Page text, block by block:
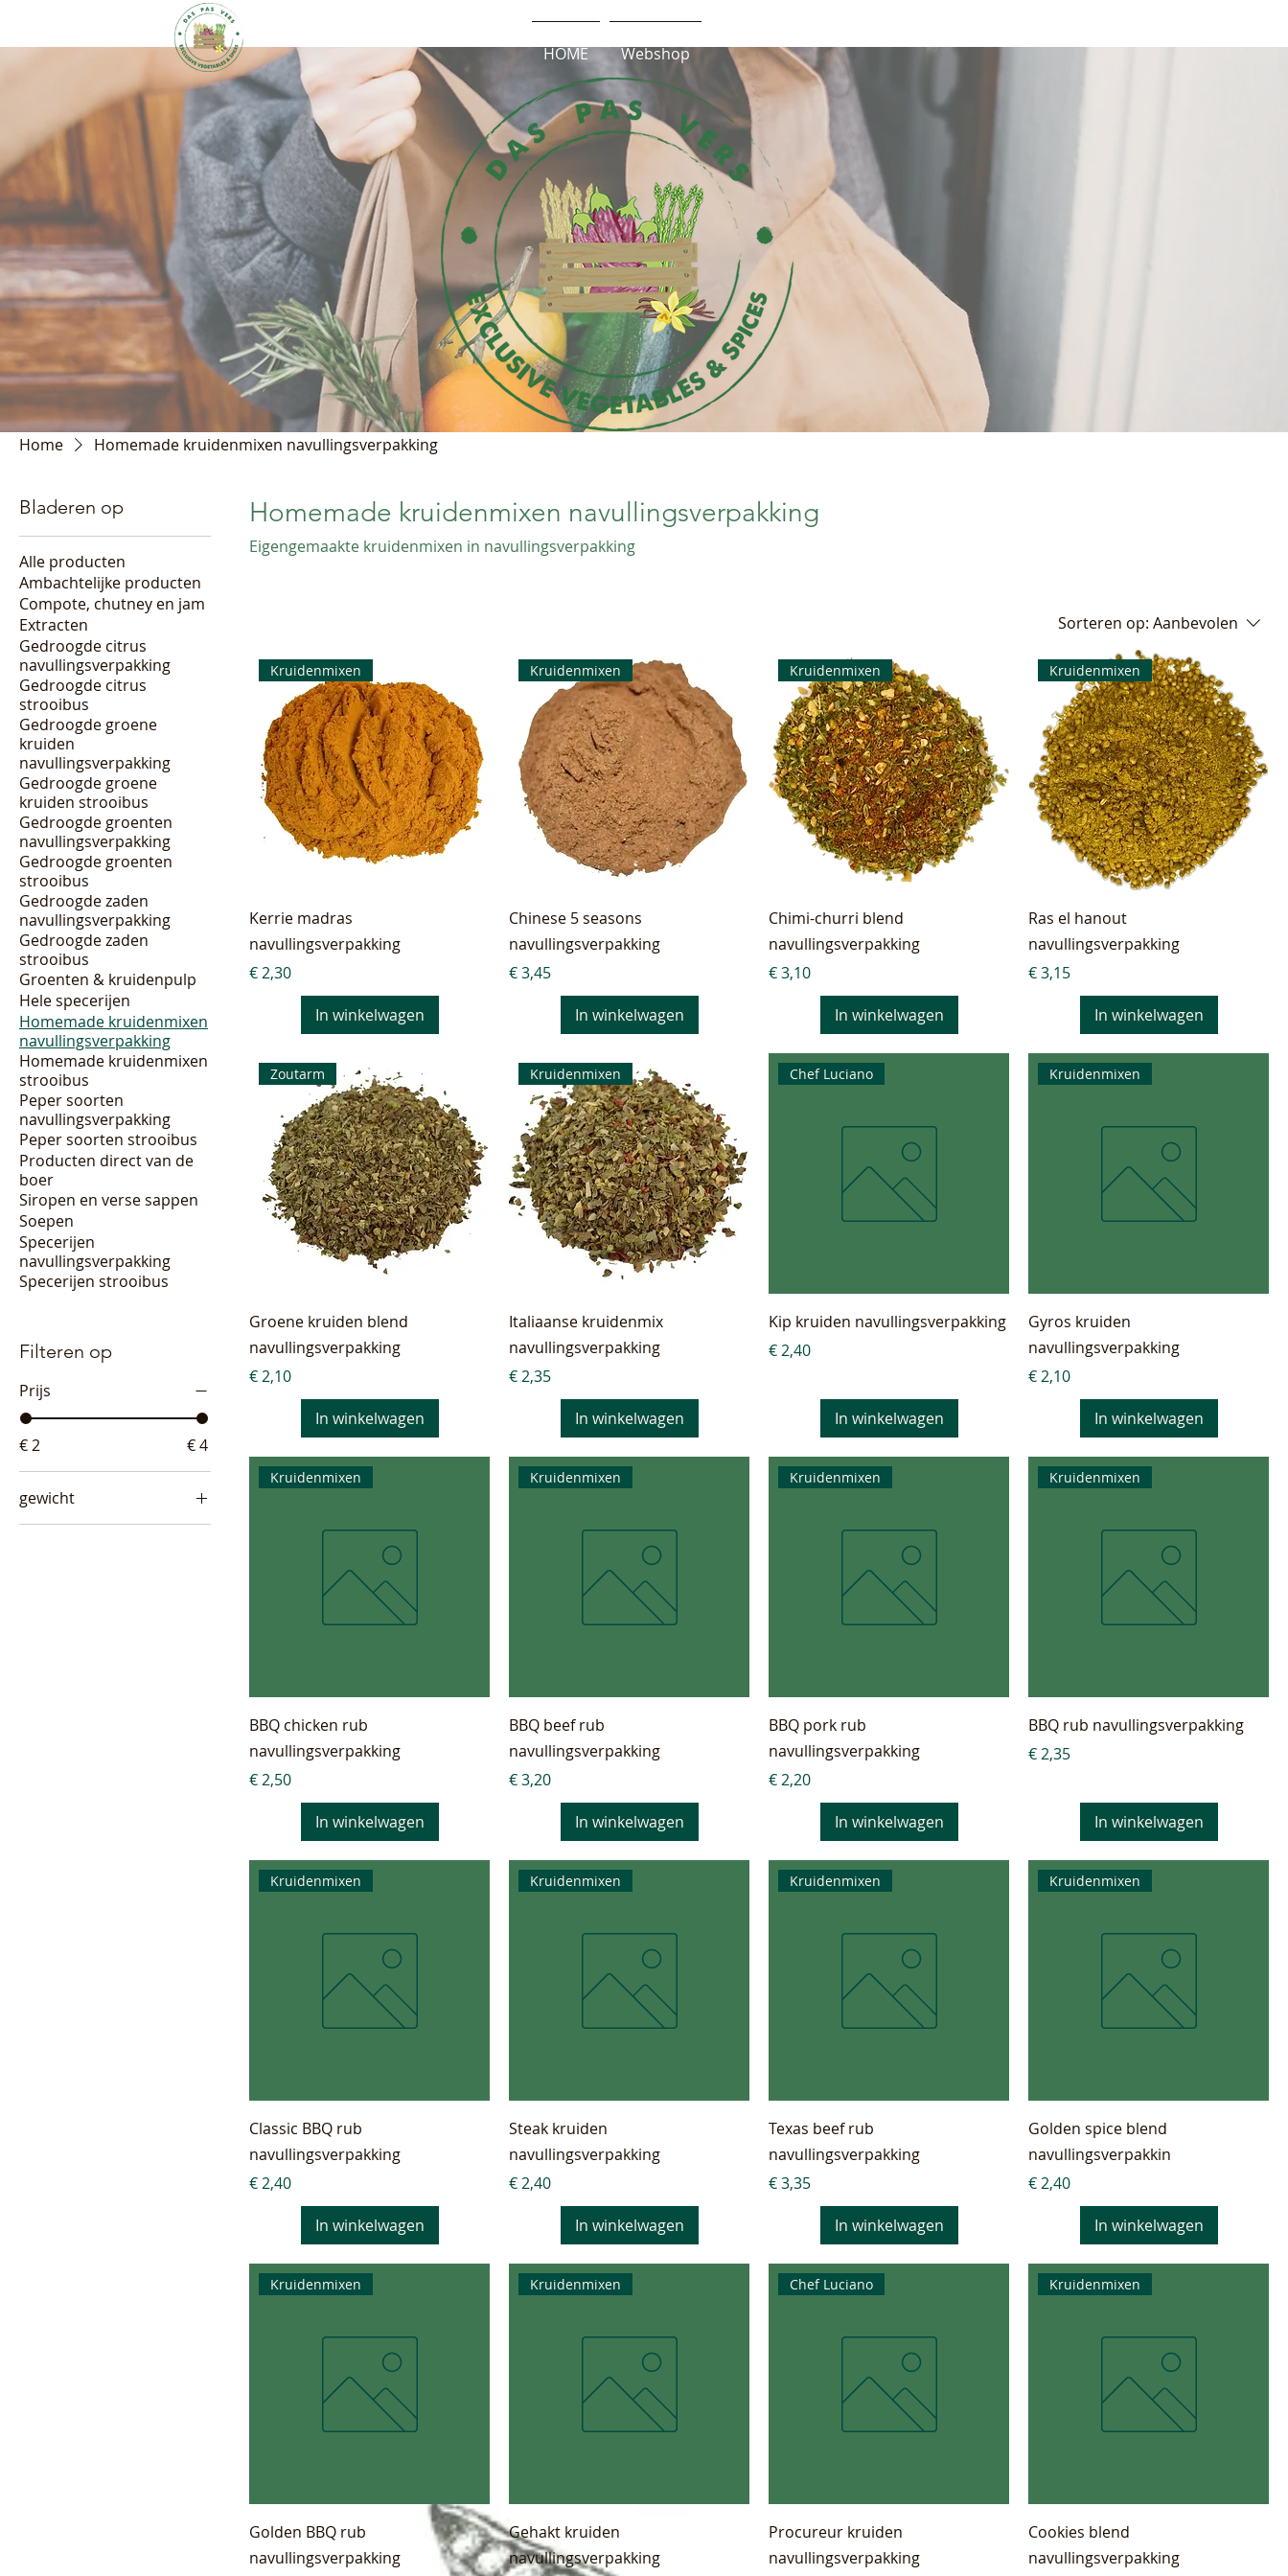
HOME Webshop
Home Homemade kruidenmixen navullingsverpakking
Bladeren op
Alle producten
Ambachtelijke producten
Compote, chutney en jam
Extracten
Gedroogde citrus
navullingsverpakking
Gedroogde citrus
strooibus
Gedroogde groene
kruiden
navullingsverpakking
Gedroogde groene
kruiden strooibus
Gedroogde groenten
navullingsverpakking
Gedroogde groenten
strooibus
Gedroogde zaden
navullingsverpakking
Gedroogde zaden
strooibus
Groenten & kruidenpulp
Hele specerijen
Homemade kruidenmixen
navullingsverpakking
Homemade kruidenmixen
strooibus
Peper soorten
navullingsverpakking
Peper soorten strooibus
Producten direct van de
boer
Siropen en verse sappen
Soepen
Specerijen
navullingsverpakking
Specerijen strooibus
Filteren op
Prijs
€ 2 € 4
gewicht
Homemade kruidenmixen navullingsverpakking
Eigengemaakte kruidenmixen in navullingsverpakking
Sorteren op: Aanbevolen
Kruidenmixen
Kerrie madras
navullingsverpakking
Prijs
€ 2,30
In winkelwagen
Kruidenmixen
Chinese 5 seasons
navullingsverpakking
Prijs
€ 3,45
In winkelwagen
Kruidenmixen
Chimi-churri blend
navullingsverpakking
Prijs
€ 3,10
In winkelwagen
Kruidenmixen
Ras el hanout
navullingsverpakking
Prijs
€ 3,15
In winkelwagen
Zoutarm
Groene kruiden blend
navullingsverpakking
Prijs
€ 2,10
In winkelwagen
Kruidenmixen
Italiaanse kruidenmix
navullingsverpakking
Prijs
€ 2,35
In winkelwagen
Chef Luciano
Kip kruiden navullingsverpakking
Prijs
€ 2,40
In winkelwagen
Kruidenmixen
Gyros kruiden
navullingsverpakking
Prijs
€ 2,10
In winkelwagen
Kruidenmixen
BBQ chicken rub
navullingsverpakking
Prijs
€ 2,50
In winkelwagen
Kruidenmixen
BBQ beef rub
navullingsverpakking
Prijs
€ 3,20
In winkelwagen
Kruidenmixen
BBQ pork rub
navullingsverpakking
Prijs
€ 2,20
In winkelwagen
Kruidenmixen
BBQ rub navullingsverpakking
Prijs
€ 2,35
In winkelwagen
Kruidenmixen
Classic BBQ rub
navullingsverpakking
Prijs
€ 2,40
In winkelwagen
Kruidenmixen
Steak kruiden
navullingsverpakking
Prijs
€ 2,40
In winkelwagen
Kruidenmixen
Texas beef rub
navullingsverpakking
Prijs
€ 3,35
In winkelwagen
Kruidenmixen
Golden spice blend
navullingsverpakkin
Prijs
€ 2,40
In winkelwagen
Kruidenmixen
Golden BBQ rub
navullingsverpakking
Kruidenmixen
Gehakt kruiden
navullingsverpakking
Chef Luciano
Procureur kruiden
navullingsverpakking
Kruidenmixen
Cookies blend
navullingsverpakking